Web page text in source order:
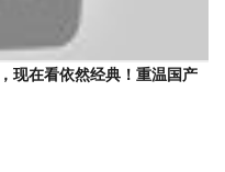
现在看依然经典！重温国产